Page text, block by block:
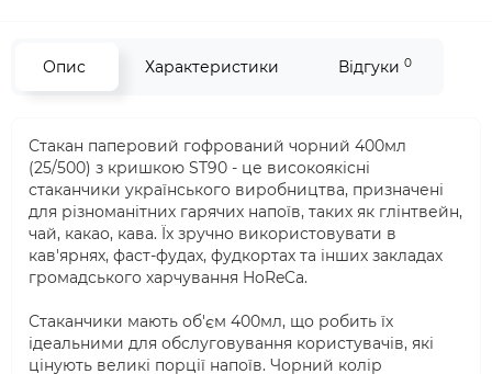
Опис Характеристики Відгуки 0
Стакан паперовий гофрований чорний 400мл
(25/500) з кришкою ST90 - це високоякісні
стаканчики українського виробництва, призначені
для різноманітних гарячих напоїв, таких як глінтвейн,
чай, какао, кава. Їх зручно використовувати в
кав'ярнях, фаст-фудах, фудкортах та інших закладах
громадського харчування HoReCa.
Стаканчики мають об'єм 400мл, що робить їх
ідеальними для обслуговування користувачів, які
цінують великі порції напоїв. Чорний колір